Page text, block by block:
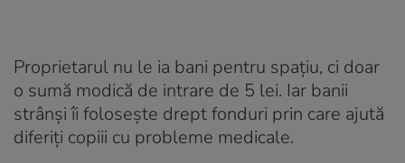
Proprietarul nu le ia bani pentru spațiu, ci doar
o sumă modică de intrare de 5 lei. Iar banii
strânși îi folosește drept fonduri prin care ajută
diferiți copiii cu probleme medicale.